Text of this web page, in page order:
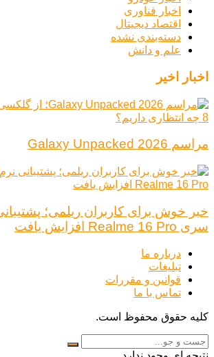
اخبار فناوری
اقتصاد دیجیتال
دسته‌بندی نشده
علم و دانش
اخبار اخیر
مراسم Galaxy Unpacked 2026
خبر خوش برای کاربران ریلمی؛
سری Realme 16 Pro افزایش یافت
درباره ما
تبلیغات
قوانین و مقررات
تماس با ما
کلیه حقوق محفوظ است.